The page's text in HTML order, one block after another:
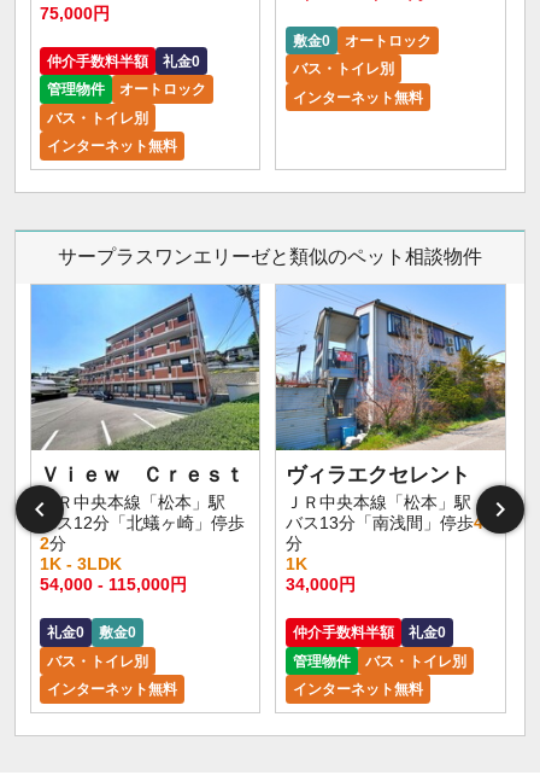
75,000円
仲介手数料半額
礼金0
管理物件
オートロック
バス・トイレ別
インターネット無料
敷金0
オートロック
バス・トイレ別
インターネット無料
サープラスワンエリーゼと類似のペット相談物件
Ｖｉｅｗ Ｃｒｅｓｔ
ＪＲ中央本線「松本」駅
バス12分「北蟻ヶ崎」停歩
2分
1K - 3LDK
54,000 - 115,000円
礼金0
敷金0
バス・トイレ別
インターネット無料
ヴィラエクセレント
ＪＲ中央本線「松本」駅
バス13分「南浅間」停歩4
分
1K
34,000円
仲介手数料半額
礼金0
管理物件
バス・トイレ別
インターネット無料